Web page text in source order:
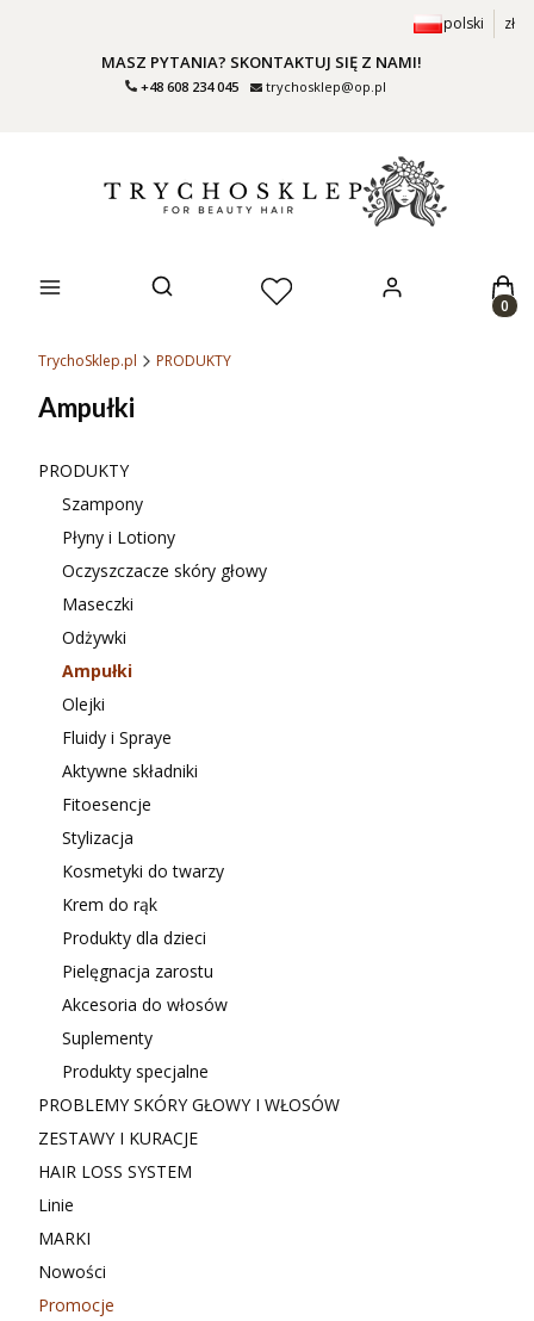
polski zł
MASZ PYTANIA? SKONTAKTUJ SIĘ Z NAMI!
+48 608 234 045 trychosklep@op.pl
Otwórz wyszukiwarkę
TrychoSklep.pl PRODUKTY
Ampułki
PRODUKTY
Szampony
Płyny i Lotiony
Oczyszczacze skóry głowy
Maseczki
Odżywki
Ampułki
Olejki
Fluidy i Spraye
Aktywne składniki
Fitoesencje
Stylizacja
Kosmetyki do twarzy
Krem do rąk
Produkty dla dzieci
Pielęgnacja zarostu
Akcesoria do włosów
Suplementy
Produkty specjalne
PROBLEMY SKÓRY GŁOWY I WŁOSÓW
ZESTAWY I KURACJE
HAIR LOSS SYSTEM
Linie
MARKI
Nowości
Promocje